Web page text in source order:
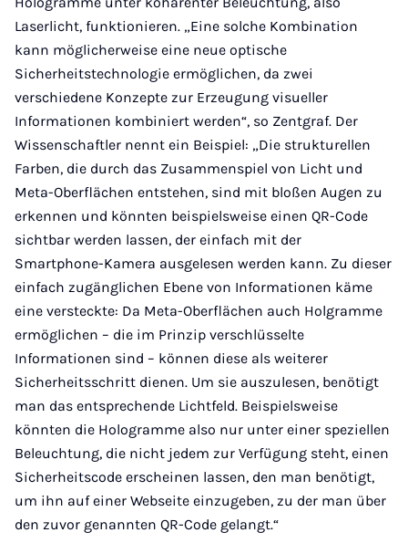
Laserlicht, funktionieren. „Eine solche Kombination
kann möglicherweise eine neue optische
Sicherheitstechnologie ermöglichen, da zwei
verschiedene Konzepte zur Erzeugung visueller
Informationen kombiniert werden“, so Zentgraf. Der
Wissenschaftler nennt ein Beispiel: „Die strukturellen
Farben, die durch das Zusammenspiel von Licht und
Meta-Oberflächen entstehen, sind mit bloßen Augen zu
erkennen und könnten beispielsweise einen QR-Code
sichtbar werden lassen, der einfach mit der
Smartphone-Kamera ausgelesen werden kann. Zu dieser
einfach zugänglichen Ebene von Informationen käme
eine versteckte: Da Meta-Oberflächen auch Holgramme
ermöglichen – die im Prinzip verschlüsselte
Informationen sind – können diese als weiterer
Sicherheitsschritt dienen. Um sie auszulesen, benötigt
man das entsprechende Lichtfeld. Beispielsweise
könnten die Hologramme also nur unter einer speziellen
Beleuchtung, die nicht jedem zur Verfügung steht, einen
Sicherheitscode erscheinen lassen, den man benötigt,
um ihn auf einer Webseite einzugeben, zu der man über
den zuvor genannten QR-Code gelangt.“